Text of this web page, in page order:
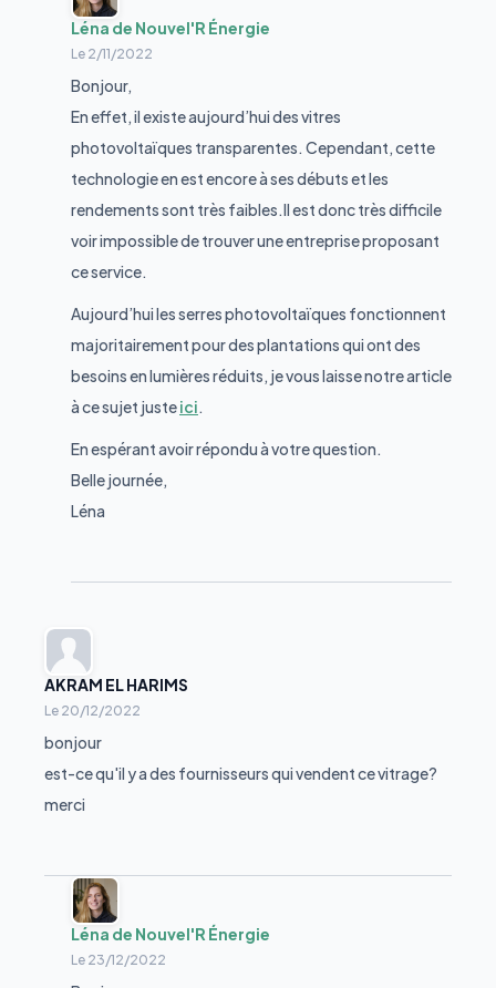
Léna de Nouvel'R Énergie
Le 2/11/2022
Bonjour,
En effet, il existe aujourd’hui des vitres
photovoltaïques transparentes. Cependant, cette
technologie en est encore à ses débuts et les
rendements sont très faibles.Il est donc très difficile
voir impossible de trouver une entreprise proposant
ce service.
Aujourd’hui les serres photovoltaïques fonctionnent
majoritairement pour des plantations qui ont des
besoins en lumières réduits, je vous laisse notre article
à ce sujet justeici.
En espérant avoir répondu à votre question.
Belle journée,
Léna
AKRAM EL HARIMS
Le 20/12/2022
bonjour
est-ce qu'il y a des fournisseurs qui vendent ce vitrage?
merci
Léna de Nouvel'R Énergie
Le 23/12/2022